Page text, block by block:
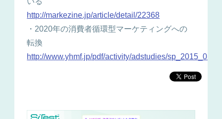
http://markezine.jp/article/detail/22368
・2020年の消費者循環型マーケティングへの
転換
http://www.yhmf.jp/pdf/activity/adstudies/